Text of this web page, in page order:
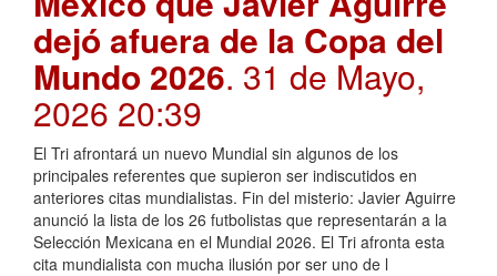
dejó afuera de la Copa del
Mundo 2026. 31 de Mayo,
2026 20:39
El Tri afrontará un nuevo Mundial sin algunos de los
principales referentes que supieron ser indiscutidos en
anteriores citas mundialistas. Fin del misterio: Javier Aguirre
anunció la lista de los 26 futbolistas que representarán a la
Selección Mexicana en el Mundial 2026. El Tri afronta esta
cita mundialista con mucha ilusión por ser uno de l